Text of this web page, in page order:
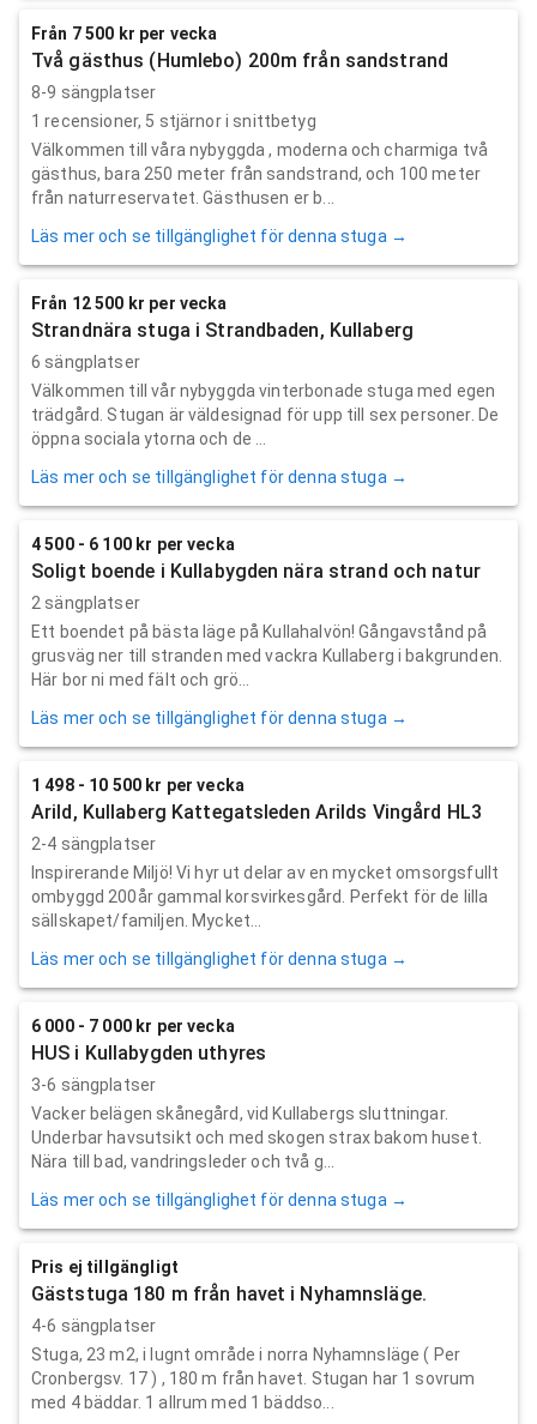
Från 7 500 kr per vecka
Två gästhus (Humlebo) 200m från sandstrand
8-9 sängplatser
1 recensioner, 5 stjärnor i snittbetyg
Välkommen till våra nybyggda , moderna och charmiga två
gästhus, bara 250 meter från sandstrand, och 100 meter
från naturreservatet. Gästhusen er b...
Läs mer och se tillgänglighet för denna stuga →
Från 12 500 kr per vecka
Strandnära stuga i Strandbaden, Kullaberg
6 sängplatser
Välkommen till vår nybyggda vinterbonade stuga med egen
trädgård. Stugan är väldesignad för upp till sex personer. De
öppna sociala ytorna och de ...
Läs mer och se tillgänglighet för denna stuga →
4 500 - 6 100 kr per vecka
Soligt boende i Kullabygden nära strand och natur
2 sängplatser
Ett boendet på bästa läge på Kullahalvön! Gångavstånd på
grusväg ner till stranden med vackra Kullaberg i bakgrunden.
Här bor ni med fält och grö...
Läs mer och se tillgänglighet för denna stuga →
1 498 - 10 500 kr per vecka
Arild, Kullaberg Kattegatsleden Arilds Vingård HL3
2-4 sängplatser
Inspirerande Miljö! Vi hyr ut delar av en mycket omsorgsfullt
ombyggd 200år gammal korsvirkesgård. Perfekt för de lilla
sällskapet/familjen. Mycket...
Läs mer och se tillgänglighet för denna stuga →
6 000 - 7 000 kr per vecka
HUS i Kullabygden uthyres
3-6 sängplatser
Vacker belägen skånegård, vid Kullabergs sluttningar.
Underbar havsutsikt och med skogen strax bakom huset.
Nära till bad, vandringsleder och två g...
Läs mer och se tillgänglighet för denna stuga →
Pris ej tillgängligt
Gäststuga 180 m från havet i Nyhamnsläge.
4-6 sängplatser
Stuga, 23 m2, i lugnt område i norra Nyhamnsläge ( Per
Cronbergsv. 17 ) , 180 m från havet. Stugan har 1 sovrum
med 4 bäddar. 1 allrum med 1 bäddso...